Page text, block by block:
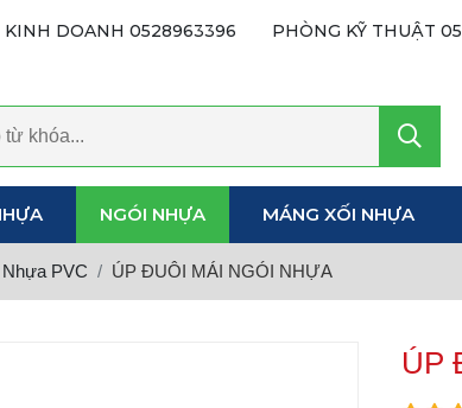
KINH DOANH 0528963396 PHÒNG KỸ THUẬT
NGÓI NHỰA MÁNG XỐI NHỰA
PVC ÚP ĐUÔI MÁI NGÓI NHỰA
ÚP